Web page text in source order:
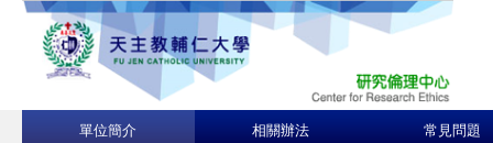
單位簡介 相關辦法 常見問題